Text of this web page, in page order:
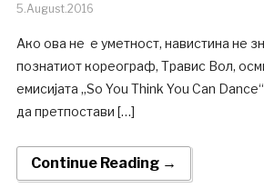
5.August.2016
Ако ова не е уметност, навистина не
познатиот кореограф, Травис Вол,
емисијата „So You Think You Can
да претпостави […]
Continue Reading →